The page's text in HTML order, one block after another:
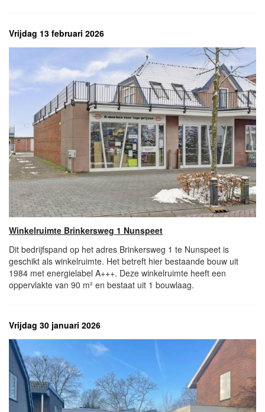
Vrijdag 13 februari 2026
Winkelruimte Brinkersweg 1 Nunspeet
Dit bedrijfspand op het adres Brinkersweg 1 te Nunspeet is
geschikt als winkelruimte. Het betreft hier bestaande bouw uit
1984 met energielabel A+++. Deze winkelruimte heeft een
oppervlakte van 90 m² en bestaat uit 1 bouwlaag.
Vrijdag 30 januari 2026